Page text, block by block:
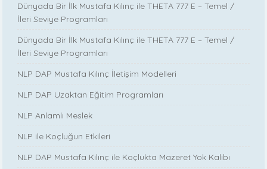
Dünyada Bir İlk Mustafa Kılınç ile THETA 777 E – Temel /
İleri Seviye Programları
Dünyada Bir İlk Mustafa Kılınç ile THETA 777 E – Temel /
İleri Seviye Programları
NLP DAP Mustafa Kılınç İletişim Modelleri
NLP DAP Uzaktan Eğitim Programları
NLP Anlamlı Meslek
NLP ile Koçluğun Etkileri
NLP DAP Mustafa Kılınç ile Koçlukta Mazeret Yok Kalıbı